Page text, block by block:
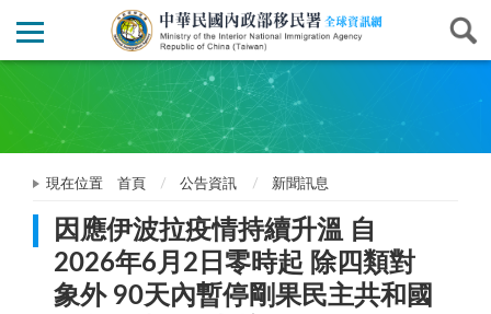
現在位置 首頁 公告資訊 新聞訊息
因應伊波拉疫情持續升溫 自
2026年6月2日零時起 除四類對
象外 90天內暫停剛果民主共和國